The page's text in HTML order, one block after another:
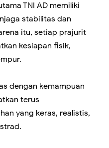
TNI AD memiliki
stabilitas dan
itu, setiap prajurit
kesiapan fisik,
dengan kemampuan
terus
yang keras, realistis,